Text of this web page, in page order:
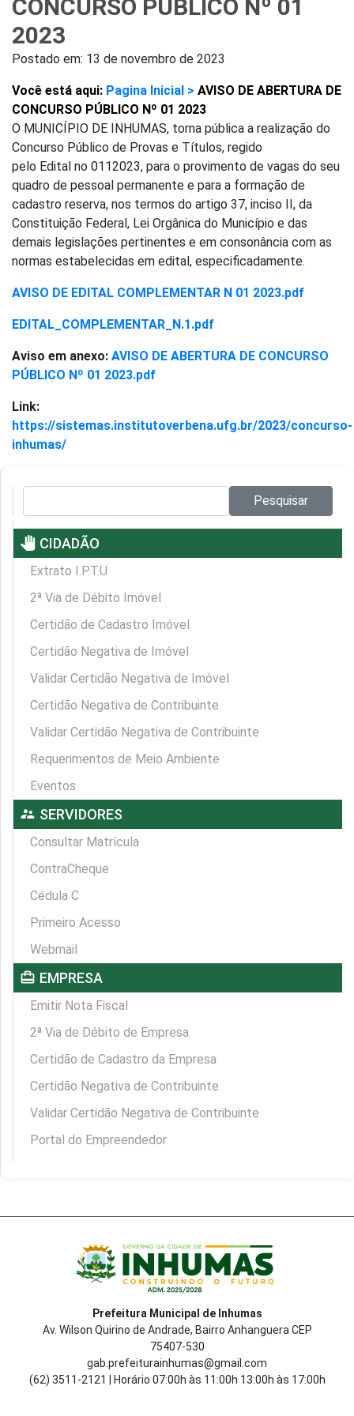
CONCURSO PÚBLICO Nº 01
2023
Postado em: 13 de novembro de 2023
Você está aqui: Pagina Inicial > AVISO DE ABERTURA DE
CONCURSO PÚBLICO Nº 01 2023
O MUNICÍPIO DE INHUMAS, torna pública a realização do
Concurso Público de Provas e Títulos, regido
pelo Edital no 0112023, para o provimento de vagas do seu
quadro de pessoal permanente e para a formação de
cadastro reserva, nos termos do artigo 37, inciso II, da
Constituição Federal, Lei Orgânica do Município e das
demais legislações pertinentes e em consonância com as
normas estabelecidas em edital, especificadamente.
AVISO DE EDITAL COMPLEMENTAR N 01 2023.pdf
EDITAL_COMPLEMENTAR_N.1.pdf
Aviso em anexo: AVISO DE ABERTURA DE CONCURSO
PÚBLICO Nº 01 2023.pdf
Link:
https://sistemas.institutoverbena.ufg.br/2023/concurso-
inhumas/
Pesquisar
pan_tool CIDADÃO
Extrato I.P.T.U
2ª Via de Débito Imóvel
Certidão de Cadastro Imóvel
Certidão Negativa de Imóvel
Validar Certidão Negativa de Imóvel
Certidão Negativa de Contribuinte
Validar Certidão Negativa de Contribuinte
Requerimentos de Meio Ambiente
Eventos
supervisor_account SERVIDORES
Consultar Matrícula
ContraCheque
Cédula C
Primeiro Acesso
Webmail
card_travel EMPRESA
Emitir Nota Fiscal
2ª Via de Débito de Empresa
Certidão de Cadastro da Empresa
Certidão Negativa de Contribuinte
Validar Certidão Negativa de Contribuinte
Portal do Empreendedor
Prefeitura Municipal de Inhumas
Av. Wilson Quirino de Andrade, Bairro Anhanguera CEP
75407-530
gab.prefeiturainhumas@gmail.com
(62) 3511-2121 | Horário 07:00h às 11:00h 13:00h às 17:00h